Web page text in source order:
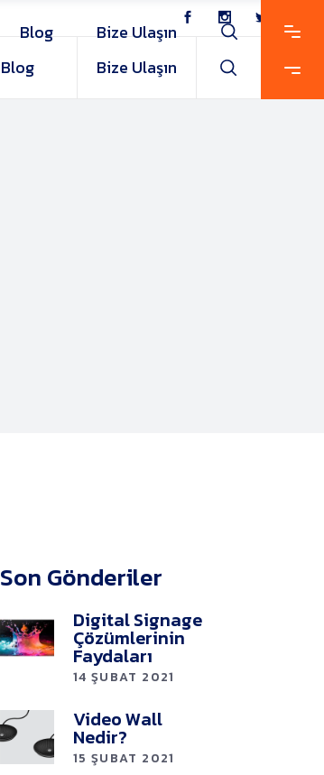
Blog Bize Ulaşın
Blog Bize Ulaşın
Son Gönderiler
Digital Signage
Çözümlerinin
Faydaları
14 ŞUBAT 2021
Video Wall
Nedir?
15 ŞUBAT 2021